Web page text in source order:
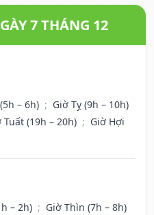
7 THÁNG 12
– 6h) ; Giờ Tỵ (9h – 10h)
Tuất (19h – 20h) ; Giờ Hợi
– 2h) ; Giờ Thìn (7h – 8h)